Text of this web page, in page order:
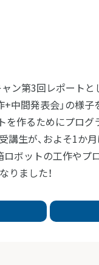
ン第3回レポートと
+中間発表会」の様
を作るためにプログ
講生が、およそ1か
ロボットの工作やプ
りました！